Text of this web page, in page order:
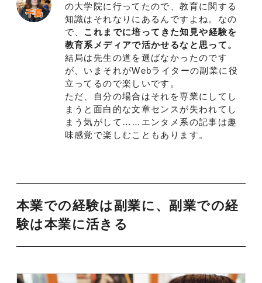
の大学院に行ってたので、教育に関する
知識はそれなりにあるんですよね。なの
で、 これまでに培ってきた知見や経験を
教育系メディアで活かせるなと思って。
結局は先生の道を選ばなかったのです
が、いまそれがWebライターの副業に役
立ってるので楽しいです。
ただ、自分の場合はそれを専業にしてし
まうと面白的な文章センスが失われてし
まう気がして……エンタメ系の記事は趣
味感覚で楽しむこともあります。
本業での経験は副業に、副業での経
験は本業に活きる